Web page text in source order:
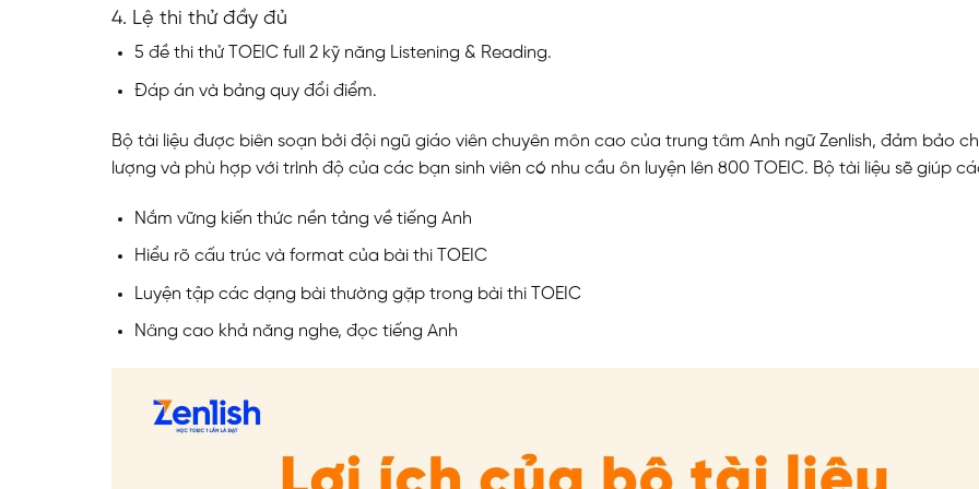
4. Lệ thi thử đầy đủ
5 đề thi thử TOEIC full 2 kỹ năng Listening & Reading.
Đáp án và bảng quy đổi điểm.
Bộ tài liệu được biên soạn bởi đội ngũ giáo viên chuyên môn cao của trung tâm Anh ngữ Zenlish, đảm bảo
lượng và phù hợp với trình độ của các bạn sinh viên có nhu cầu ôn luyện lên 800 TOEIC. Bộ tài liệu sẽ giúp
Nắm vững kiến thức nền tảng về tiếng Anh
Hiểu rõ cấu trúc và format của bài thi TOEIC
Luyện tập các dạng bài thường gặp trong bài thi TOEIC
Nâng cao khả năng nghe, đọc tiếng Anh